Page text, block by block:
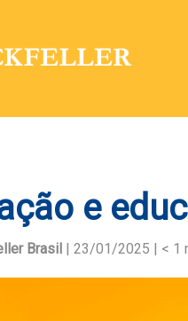
e
Brasil | 23/01/2025 | < 1